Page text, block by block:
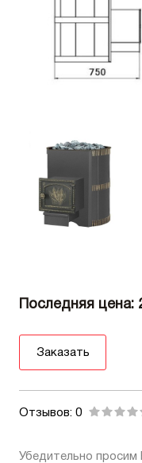
Последняя цена:
Заказать
Отзывов: 0
Убедительно